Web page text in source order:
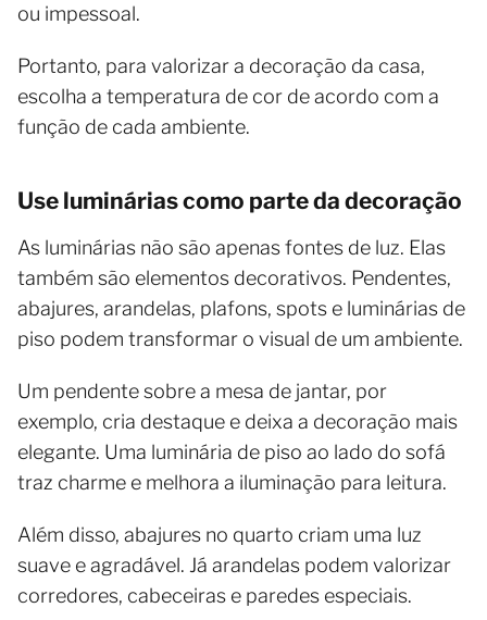
ou impessoal.
Portanto, para valorizar a decoração da casa,
escolha a temperatura de cor de acordo com a
função de cada ambiente.
Use luminárias como parte da decoração
As luminárias não são apenas fontes de luz. Elas
também são elementos decorativos. Pendentes,
abajures, arandelas, plafons, spots e luminárias de
piso podem transformar o visual de um ambiente.
Um pendente sobre a mesa de jantar, por
exemplo, cria destaque e deixa a decoração mais
elegante. Uma luminária de piso ao lado do sofá
traz charme e melhora a iluminação para leitura.
Além disso, abajures no quarto criam uma luz
suave e agradável. Já arandelas podem valorizar
corredores, cabeceiras e paredes especiais.